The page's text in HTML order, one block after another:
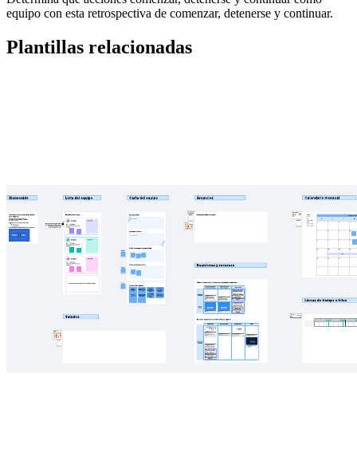
equipo con esta retrospectiva de comenzar, detenerse y continuar.
Plantillas relacionadas